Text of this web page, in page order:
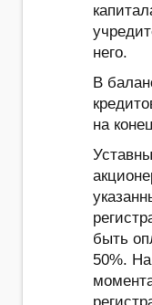
него.
В
на
быть
50%.